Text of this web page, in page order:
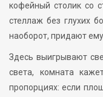
кофейный столик со
стеллаж без глухих
наоборот, придают
Здесь выигрывают
света, комната
пропорциях: если